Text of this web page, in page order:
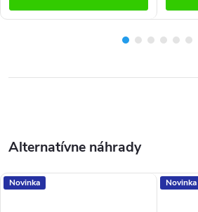
Novinka Novinka